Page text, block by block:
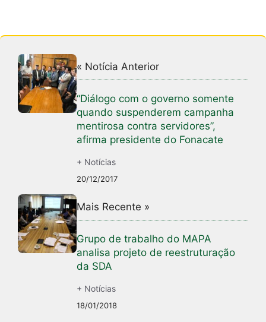
« Notícia Anterior
“Diálogo com o governo somente
quando suspenderem campanha
mentirosa contra servidores”,
afirma presidente do Fonacate
+ Notícias
20/12/2017
Mais Recente »
Grupo de trabalho do MAPA
analisa projeto de reestruturação
da SDA
+ Notícias
18/01/2018